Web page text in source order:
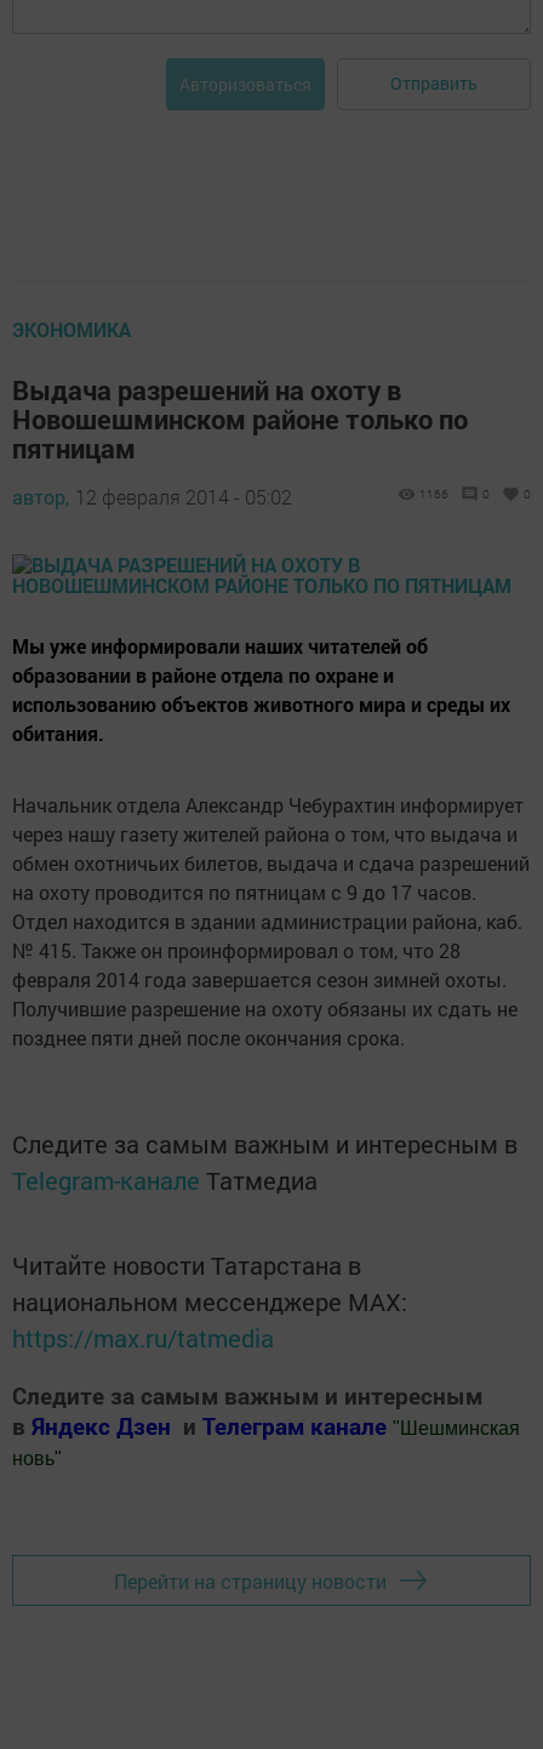
Авторизоваться Отправить
ЭКОНОМИКА
Выдача разрешений на охоту в
Новошешминском районе только по
пятницам
автор, 12 февраля 2014 - 05:02 1166 0 0
Мы уже информировали наших читателей об
образовании в районе отдела по охране и
использованию объектов животного мира и среды их
обитания.
Начальник отдела Александр Чебурахтин информирует
через нашу газету жителей района о том, что выдача и
обмен охотничьих билетов, выдача и сдача разрешений
на охоту проводится по пятницам с 9 до 17 часов.
Отдел находится в здании администрации района, каб.
№ 415. Также он проинформировал о том, что 28
февраля 2014 года завершается сезон зимней охоты.
Получившие разрешение на охоту обязаны их сдать не
позднее пяти дней после окончания срока.
Следите за самым важным и интересным в
Telegram-канале Татмедиа
Читайте новости Татарстана в
национальном мессенджере MАХ:
https://max.ru/tatmedia
Следите за самым важным и интересным
в Яндекс Дзен и Телеграм канале " Шешминская
новь"
Перейти на страницу новости